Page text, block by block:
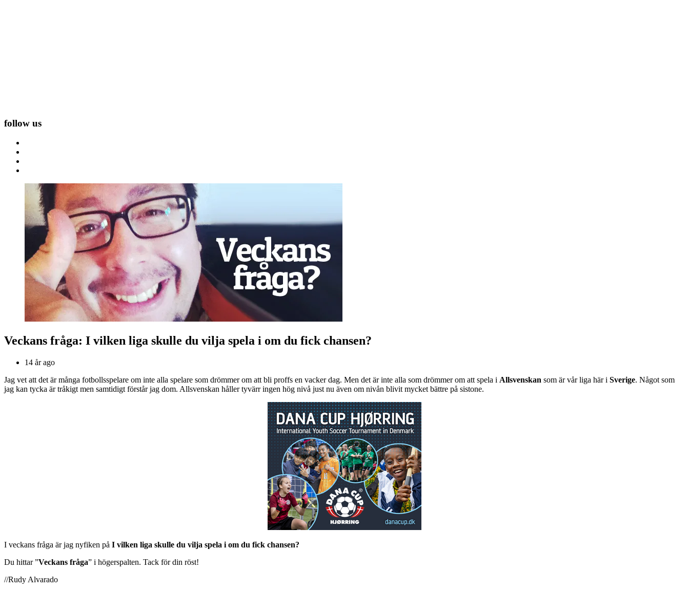
follow us
Veckans fråga: I vilken liga skulle du vilja spela i om du fick chansen?
14 år ago
Jag vet att det är många fotbollsspelare om inte alla spelare som drömmer om att bli proffs en vacker dag. Men det är inte alla som drömmer om att spela i Allsvenskan som är vår liga här i Sverige. Något som
jag kan tycka är tråkigt men samtidigt förstår jag dom. Allsvenskan håller tyvärr ingen hög nivå just nu även om nivån blivit mycket bättre på sistone.
I veckans fråga är jag nyfiken på I vilken liga skulle du vilja spela i om du fick chansen?
Du hittar ”Veckans fråga” i högerspalten. Tack för din röst!
//Rudy Alvarado